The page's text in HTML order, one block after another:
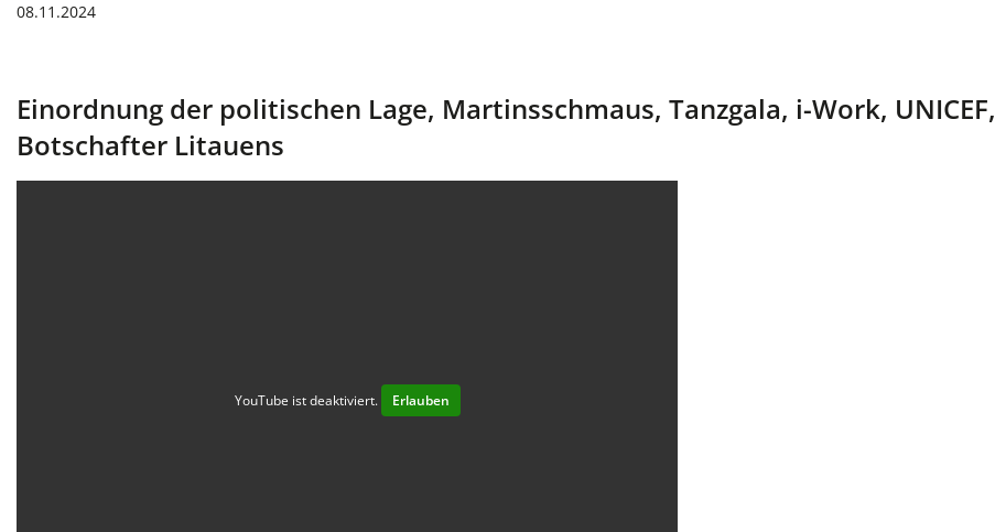
08.11.2024
Einordnung der politischen Lage, Martinsschmaus, Tanzgala, i-Work, UNICEF,
Botschafter Litauens
YouTube ist deaktiviert. Erlauben